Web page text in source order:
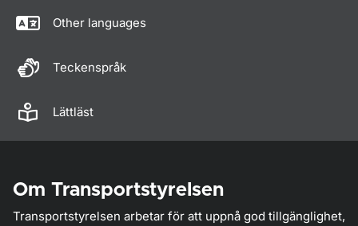
Other languages
Teckenspråk
Lättläst
Om Transportstyrelsen
Transportstyrelsen arbetar för att uppnå god tillgänglighet,